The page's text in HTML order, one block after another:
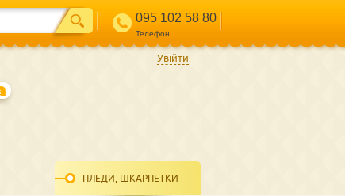
095 102 58 80
Телефон
ПЛЕДИ, ШКАРПЕТКИ
Увійти